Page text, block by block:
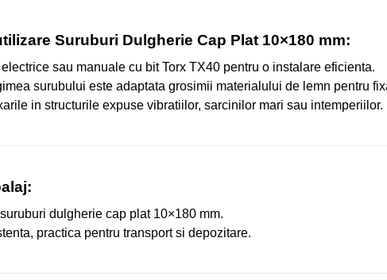
Suruburi Dulgherie Cap Plat 10×180 mm:
sau manuale cu bit Torx TX40 pentru o instalare eficienta.
surubului este adaptata grosimii materialului de lemn pentru
in structurile expuse vibratiilor, sarcinilor mari sau intemperiilor.
dulgherie cap plat 10×180 mm.
practica pentru transport si depozitare.